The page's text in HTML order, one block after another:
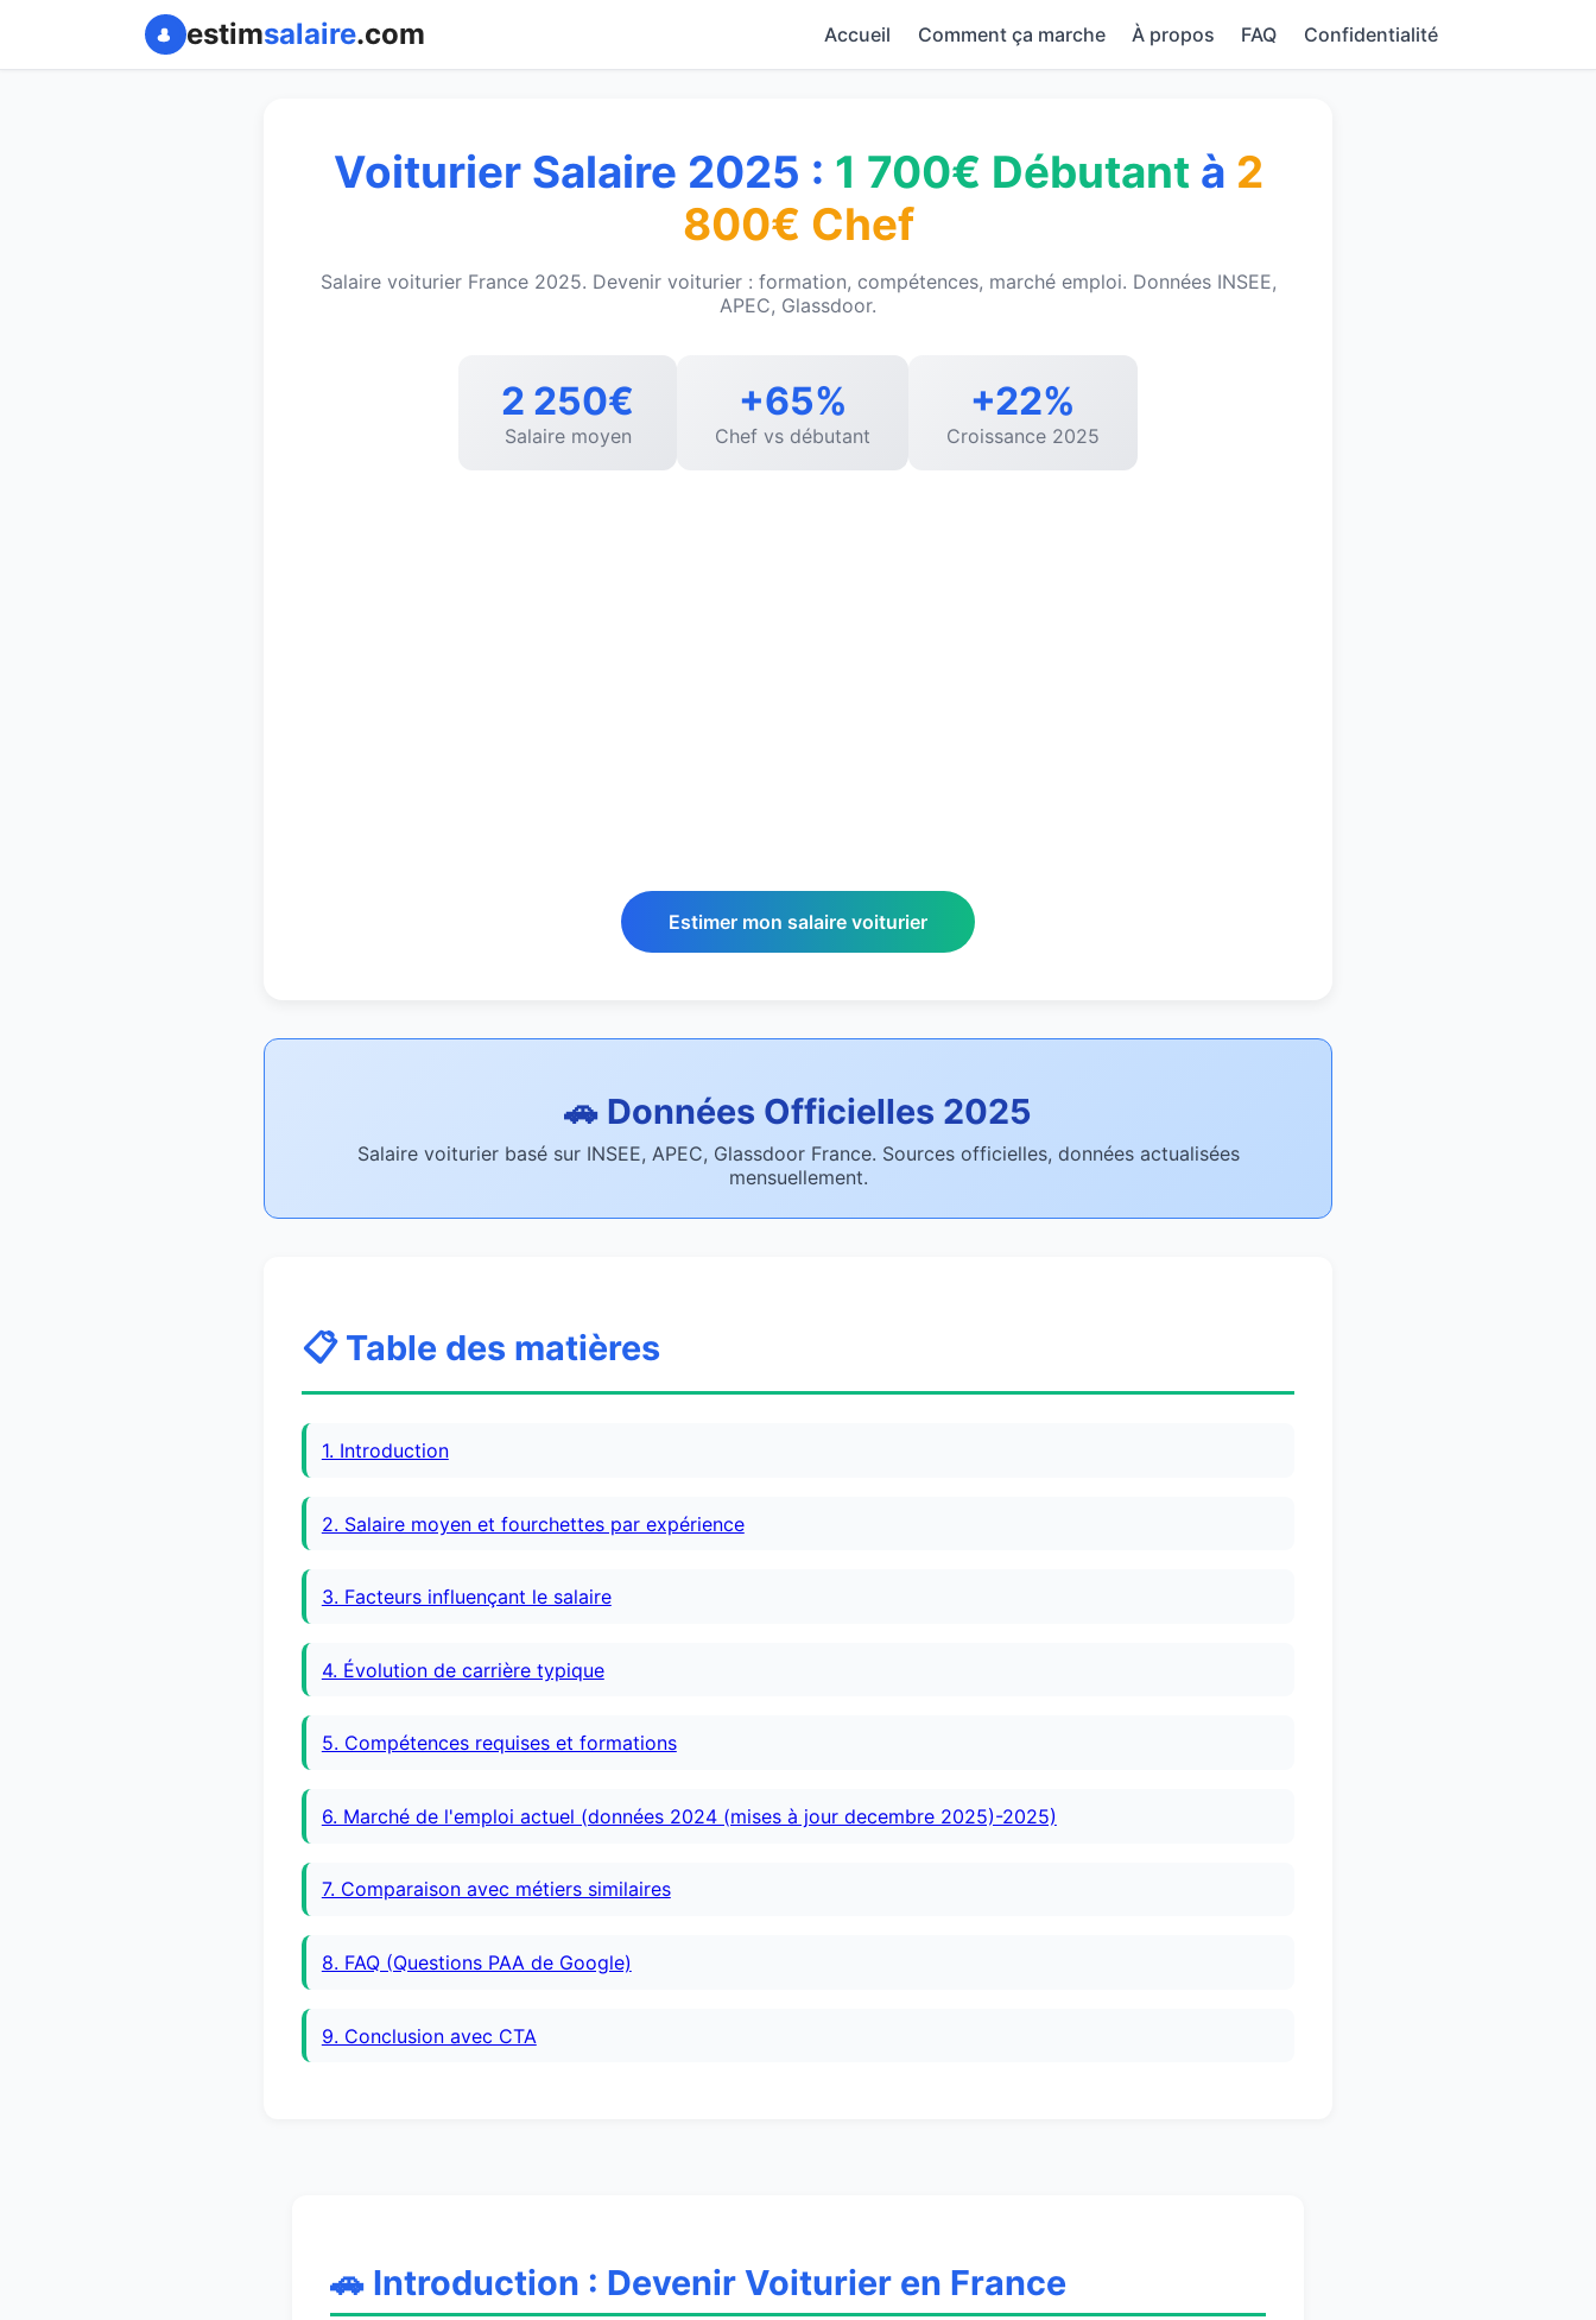
estimsalaire.com Accueil Comment ça marche À propos FAQ Confidentialité
Voiturier Salaire 2025 : 1 700€ Débutant à 2
800€ Chef
Salaire voiturier France 2025. Devenir voiturier : formation, compétences, marché emploi. Données INSEE,
APEC, Glassdoor.
2 250€
Salaire moyen
+65%
Chef vs débutant
+22%
Croissance 2025
Estimer mon salaire voiturier
🚗 Données Officielles 2025
Salaire voiturier basé sur INSEE, APEC, Glassdoor France. Sources officielles, données actualisées
mensuellement.
📋 Table des matières
1. Introduction
2. Salaire moyen et fourchettes par expérience
3. Facteurs influençant le salaire
4. Évolution de carrière typique
5. Compétences requises et formations
6. Marché de l'emploi actuel (données 2024 (mises à jour decembre 2025)-2025)
7. Comparaison avec métiers similaires
8. FAQ (Questions PAA de Google)
9. Conclusion avec CTA
🚗 Introduction : Devenir Voiturier en France